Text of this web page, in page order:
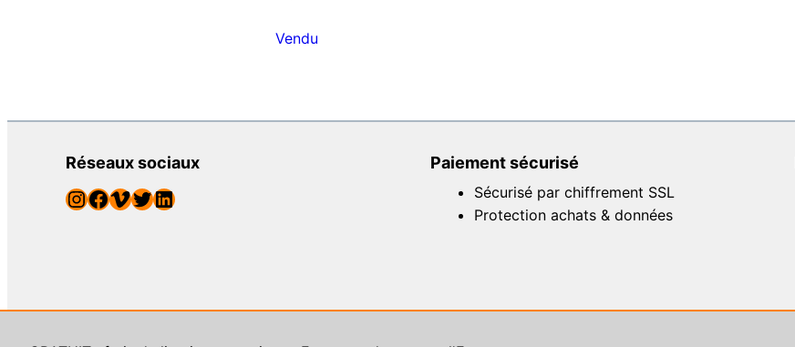
Vendu
Réseaux sociaux
InstagramFacebook Vimeo Twitter LinkedIn
Paiement sécurisé
Sécurisé par chiffrement SSL
Protection achats & données